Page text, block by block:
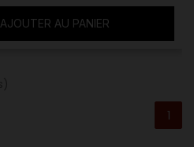
AJOUTER AU PANIER
1